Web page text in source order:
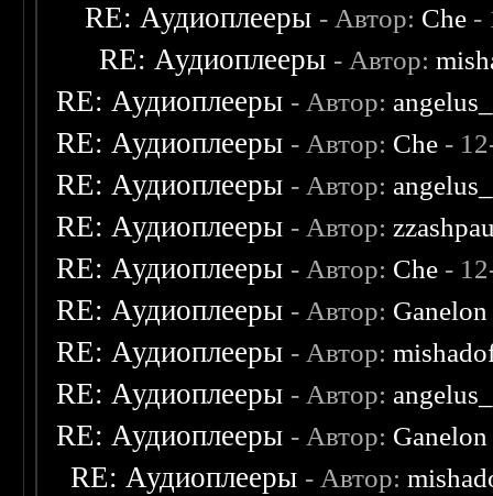
RE: Аудиоплееры - Автор: Che -
RE: Аудиоплееры - Автор:
RE: Аудиоплееры - Автор:
RE: Аудиоплееры - Автор: Che -
RE: Аудиоплееры - Автор:
RE: Аудиоплееры - Автор:
RE: Аудиоплееры - Автор: Che -
RE: Аудиоплееры - Автор: Ganelon
RE: Аудиоплееры - Автор:
RE: Аудиоплееры - Автор:
RE: Аудиоплееры - Автор: Ganelon
RE: Аудиоплееры - Автор: